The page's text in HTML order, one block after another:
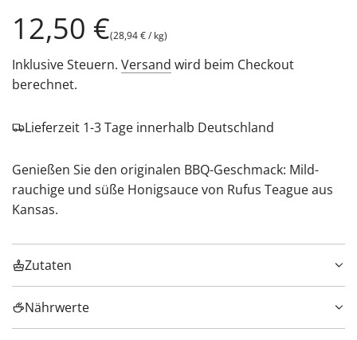
Regulärer
Preis
12,50 €(28,94 €/ kg)
Inklusive Steuern. Versand wird beim Checkout
berechnet.
Lieferzeit 1-3 Tage innerhalb Deutschland
Genießen Sie den originalen BBQ-Geschmack: Mild-
rauchige und süße Honigsauce von Rufus Teague aus
Kansas.
Zutaten
Nährwerte